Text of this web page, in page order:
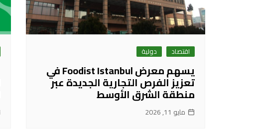
اقتصاد دولية
يسهم معرض Foodist Istanbul في
تعزيز الفرص التجارية الجديدة عبر
منطقة الشرق الأوسط
مايو 11, 2026